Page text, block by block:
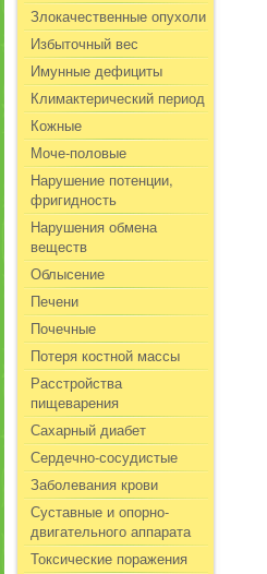
Злокачественные опухоли
Избыточный вес
Имунные дефициты
Климактерический период
Кожные
Моче-половые
Нарушение потенции,
фригидность
Нарушения обмена
веществ
Облысение
Печени
Почечные
Потеря костной массы
Расстройства
пищеварения
Сахарный диабет
Сердечно-сосудистые
Заболевания крови
Суставные и опорно-
двигательного аппарата
Токсические поражения